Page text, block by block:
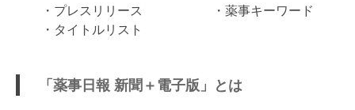
・プレスリリース
・タイトルリスト
・薬事キーワード
「薬事日報 新聞＋電子版」とは